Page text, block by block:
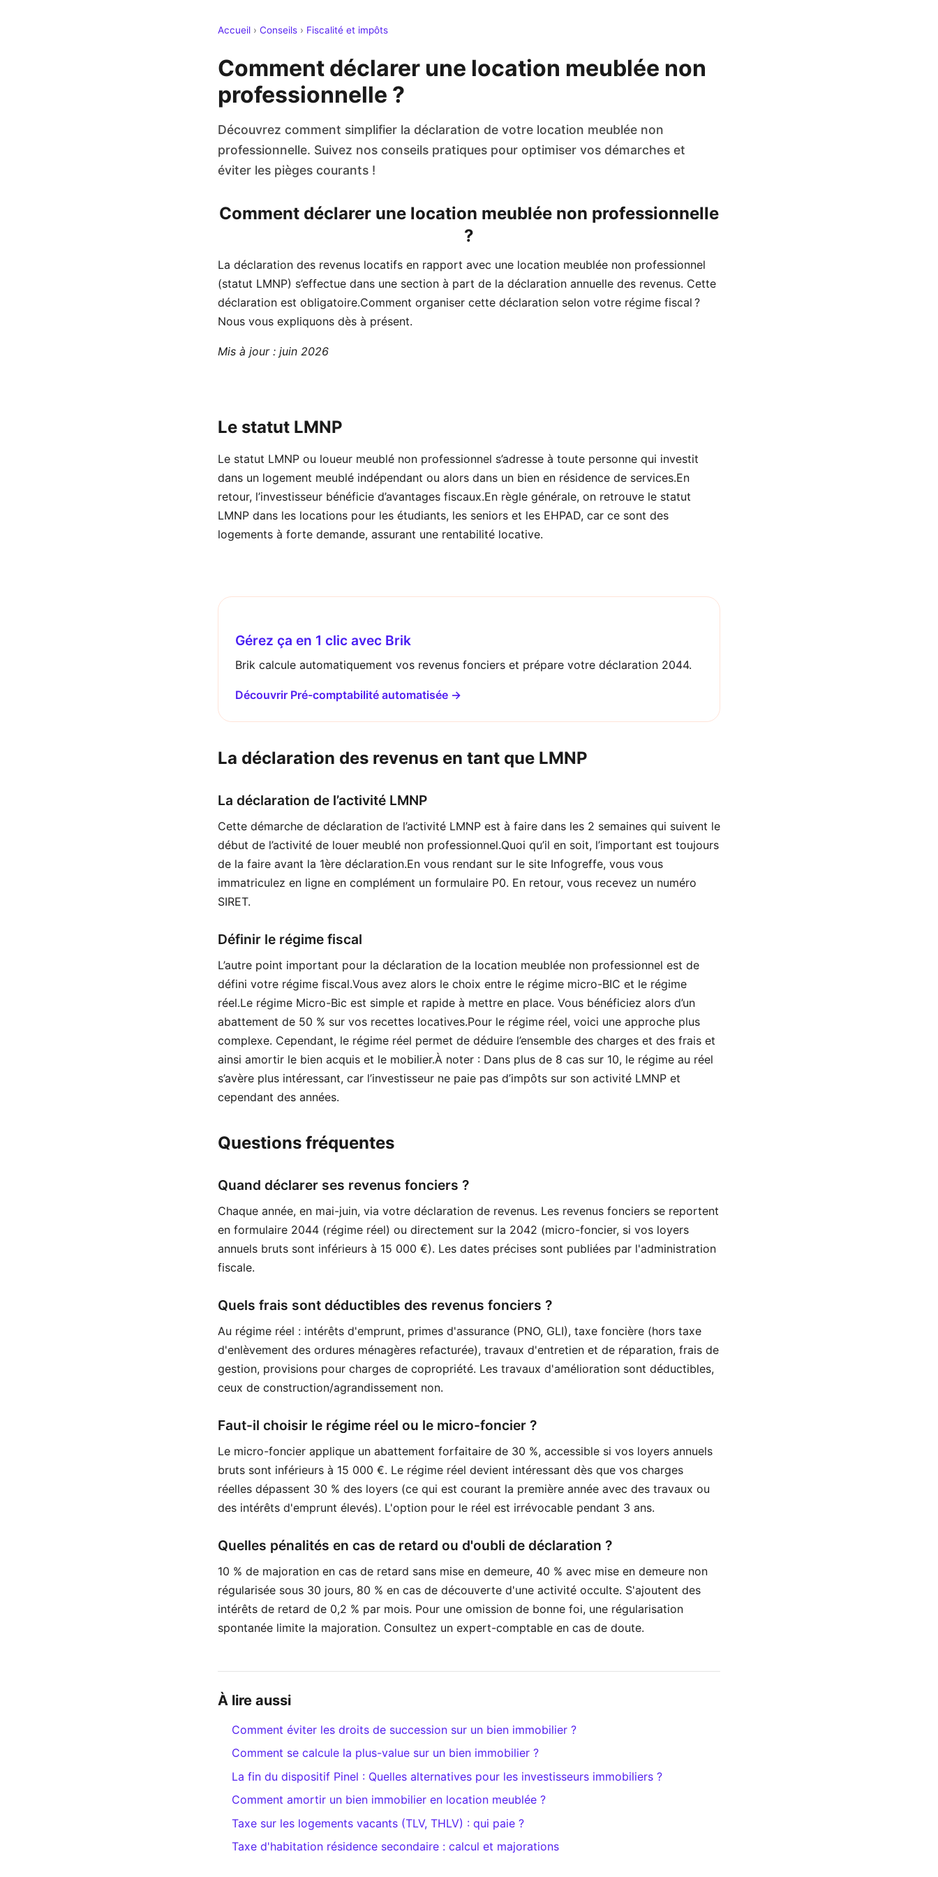
Accueil › Conseils › Fiscalité et impôts
Comment déclarer une location meublée non
professionnelle ?
Découvrez comment simplifier la déclaration de votre location meublée non
professionnelle. Suivez nos conseils pratiques pour optimiser vos démarches et
éviter les pièges courants !
Comment déclarer une location meublée non professionnelle
?
La déclaration des revenus locatifs en rapport avec une location meublée non professionnel
(statut LMNP) s’effectue dans une section à part de la déclaration annuelle des revenus. Cette
déclaration est obligatoire.Comment organiser cette déclaration selon votre régime fiscal ?
Nous vous expliquons dès à présent.
Mis à jour : juin 2026
Le statut LMNP
Le statut LMNP ou loueur meublé non professionnel s’adresse à toute personne qui investit
dans un logement meublé indépendant ou alors dans un bien en résidence de services.En
retour, l’investisseur bénéficie d’avantages fiscaux.En règle générale, on retrouve le statut
LMNP dans les locations pour les étudiants, les seniors et les EHPAD, car ce sont des
logements à forte demande, assurant une rentabilité locative.
Gérez ça en 1 clic avec Brik
Brik calcule automatiquement vos revenus fonciers et prépare votre déclaration 2044.
Découvrir Pré-comptabilité automatisée →
La déclaration des revenus en tant que LMNP
La déclaration de l’activité LMNP
Cette démarche de déclaration de l’activité LMNP est à faire dans les 2 semaines qui suivent le
début de l’activité de louer meublé non professionnel.Quoi qu’il en soit, l’important est toujours
de la faire avant la 1ère déclaration.En vous rendant sur le site Infogreffe, vous vous
immatriculez en ligne en complément un formulaire P0. En retour, vous recevez un numéro
SIRET.
Définir le régime fiscal
L’autre point important pour la déclaration de la location meublée non professionnel est de
défini votre régime fiscal.Vous avez alors le choix entre le régime micro-BIC et le régime
réel.Le régime Micro-Bic est simple et rapide à mettre en place. Vous bénéficiez alors d’un
abattement de 50 % sur vos recettes locatives.Pour le régime réel, voici une approche plus
complexe. Cependant, le régime réel permet de déduire l’ensemble des charges et des frais et
ainsi amortir le bien acquis et le mobilier.À noter : Dans plus de 8 cas sur 10, le régime au réel
s’avère plus intéressant, car l’investisseur ne paie pas d’impôts sur son activité LMNP et
cependant des années.
Questions fréquentes
Quand déclarer ses revenus fonciers ?
Chaque année, en mai-juin, via votre déclaration de revenus. Les revenus fonciers se reportent
en formulaire 2044 (régime réel) ou directement sur la 2042 (micro-foncier, si vos loyers
annuels bruts sont inférieurs à 15 000 €). Les dates précises sont publiées par l'administration
fiscale.
Quels frais sont déductibles des revenus fonciers ?
Au régime réel : intérêts d'emprunt, primes d'assurance (PNO, GLI), taxe foncière (hors taxe
d'enlèvement des ordures ménagères refacturée), travaux d'entretien et de réparation, frais de
gestion, provisions pour charges de copropriété. Les travaux d'amélioration sont déductibles,
ceux de construction/agrandissement non.
Faut-il choisir le régime réel ou le micro-foncier ?
Le micro-foncier applique un abattement forfaitaire de 30 %, accessible si vos loyers annuels
bruts sont inférieurs à 15 000 €. Le régime réel devient intéressant dès que vos charges
réelles dépassent 30 % des loyers (ce qui est courant la première année avec des travaux ou
des intérêts d'emprunt élevés). L'option pour le réel est irrévocable pendant 3 ans.
Quelles pénalités en cas de retard ou d'oubli de déclaration ?
10 % de majoration en cas de retard sans mise en demeure, 40 % avec mise en demeure non
régularisée sous 30 jours, 80 % en cas de découverte d'une activité occulte. S'ajoutent des
intérêts de retard de 0,2 % par mois. Pour une omission de bonne foi, une régularisation
spontanée limite la majoration. Consultez un expert-comptable en cas de doute.
À lire aussi
Comment éviter les droits de succession sur un bien immobilier ?
Comment se calcule la plus-value sur un bien immobilier ?
La fin du dispositif Pinel : Quelles alternatives pour les investisseurs immobiliers ?
Comment amortir un bien immobilier en location meublée ?
Taxe sur les logements vacants (TLV, THLV) : qui paie ?
Taxe d'habitation résidence secondaire : calcul et majorations